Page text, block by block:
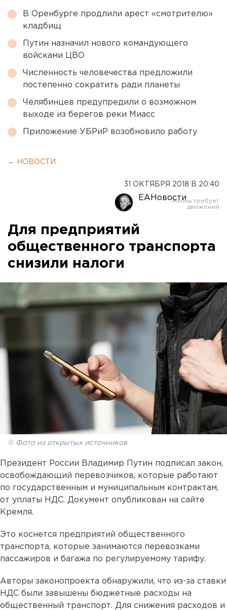
В Оренбурге продлили арест «смотрителю»
кладбищ
Путин назначил нового командующего
войсками ЦВО
Численность человечества предложили
постепенно сократить ради планеты
Челябинцев предупредили о возможном
выходе из берегов реки Миасс
Приложение УБРиР возобновило работу
← НОВОСТИ
31 ОКТЯБРЯ 2018 В 20:40
ЕАНовости
Для предприятий
общественного транспорта
снизили налоги
© Фото из открытых источников
Президент России Владимир Путин подписал закон,
освобождающий перевозчиков, которые работают
по государственным и муниципальным контрактам,
от уплаты НДС. Документ опубликован на сайте
Кремля.
Это коснется предприятий общественного
транспорта, которые занимаются перевозками
пассажиров и багажа по регулируемому тарифу.
Авторы законопроекта обнаружили, что из-за ставки
НДС были завышены бюджетные расходы на
общественный транспорт. Для снижения расходов и